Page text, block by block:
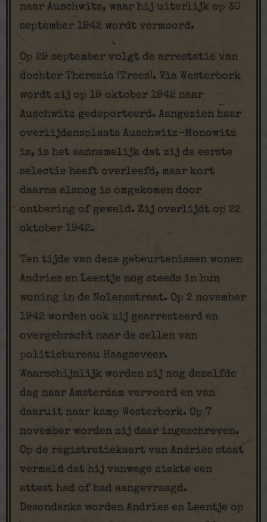
naar Auschwitz, waar hij uiterlijk op 30
september 1942 wordt vermoord.
Op 29 september volgt de arrestatie van
dochter Theresia (Trees). Via Westerbork
wordt zij op 19 oktober 1942 naar
Auschwitz gedeporteerd. Aangezien haar
overlijdensplaats Auschwitz-Monowitz
is, is het aannemelijk dat zij de eerste
selectie heeft overleefd, maar kort
daarna alsnog is omgekomen door
ontbering of geweld. Zij overlijdt op 22
oktober 1942.
Ten tijde van deze gebeurtenissen wonen
Andries en Leentje nog steeds in hun
woning in de Nolensstraat. Op 2 november
1942 worden ook zij gearresteerd en
overgebracht naar de cellen van
politiebureau Haagseveer.
Waarschijnlijk worden zij nog dezelfde
dag naar Amsterdam vervoerd en van
daaruit naar kamp Westerbork. Op 7
november worden zij daar ingeschreven.
Op de registratiekaart van Andries staat
vermeld dat hij vanwege ziekte een
attest had of had aangevraagd.
Desondanks worden Andries en Leentje op